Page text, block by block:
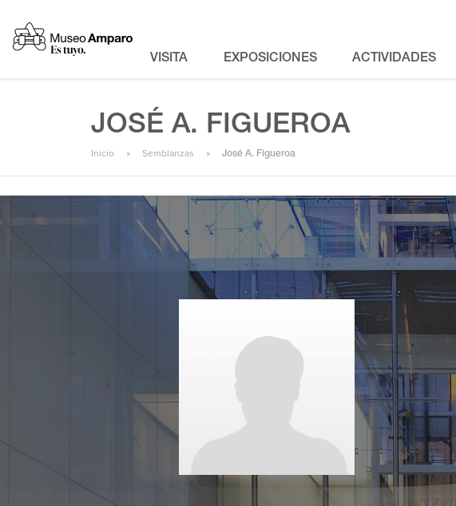
VISITA EXPOSICIONES ACTIVIDADES
JOSÉ A. FIGUEROA
Inicio Semblanzas José A. Figueroa